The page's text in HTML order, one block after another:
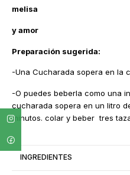
melisa
y amor
Preparación sugerida:
-Una Cucharada sopera en la
-O puedes beberla como una
cucharada sopera en un litro
minutos. colar y beber tres
INGREDIENTES